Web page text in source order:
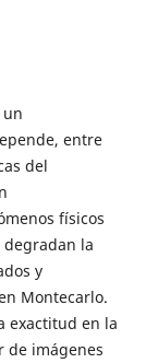
entre
del
físicos
la
y
Montecarlo.
exactitud en la
de imágenes